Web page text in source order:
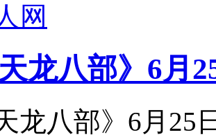
网
天龙八部》6月
龙八部》6月